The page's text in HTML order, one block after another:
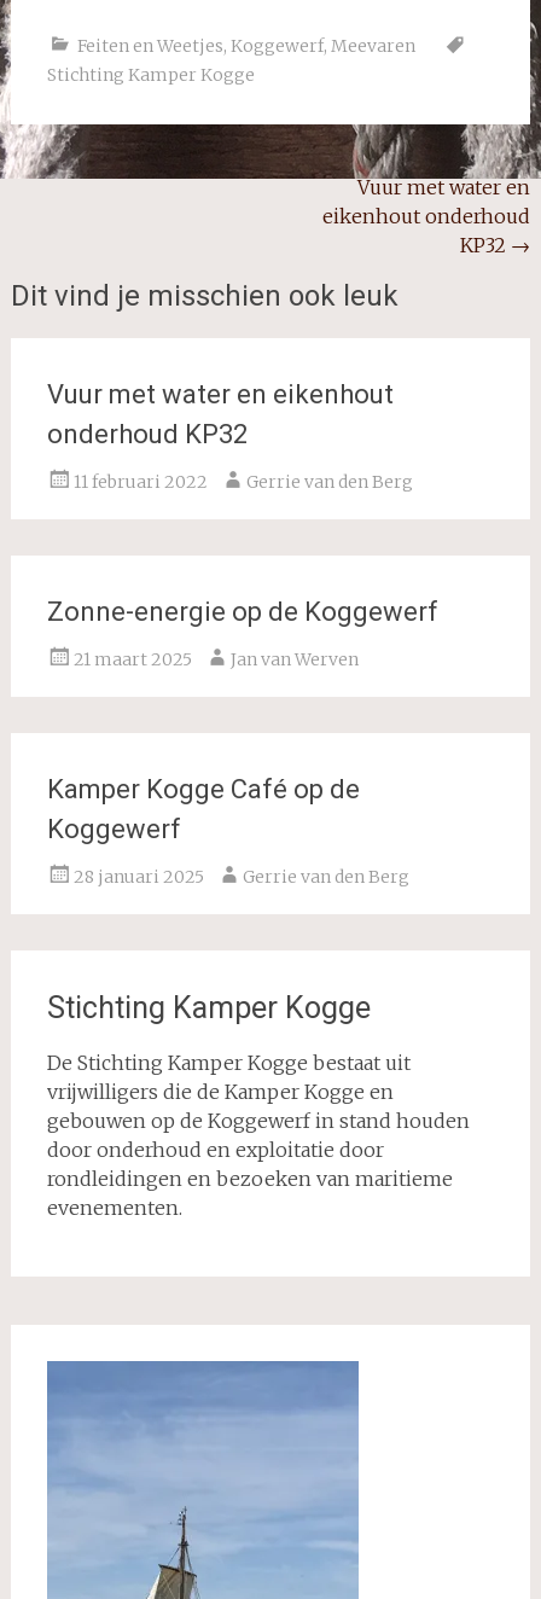
Feiten en Weetjes, Koggewerf, Meevaren
Stichting Kamper Kogge
Bericht
Vuur met water en
eikenhout onderhoud
KP32 →
Dit vind je misschien ook leuk
Vuur met water en eikenhout
onderhoud KP32
11 februari 2022 Gerrie van den Berg
Zonne-energie op de Koggewerf
21 maart 2025 Jan van Werven
Kamper Kogge Café op de
Koggewerf
28 januari 2025 Gerrie van den Berg
Stichting Kamper Kogge
De Stichting Kamper Kogge bestaat uit
vrijwilligers die de Kamper Kogge en
gebouwen op de Koggewerf in stand houden
door onderhoud en exploitatie door
rondleidingen en bezoeken van maritieme
evenementen.